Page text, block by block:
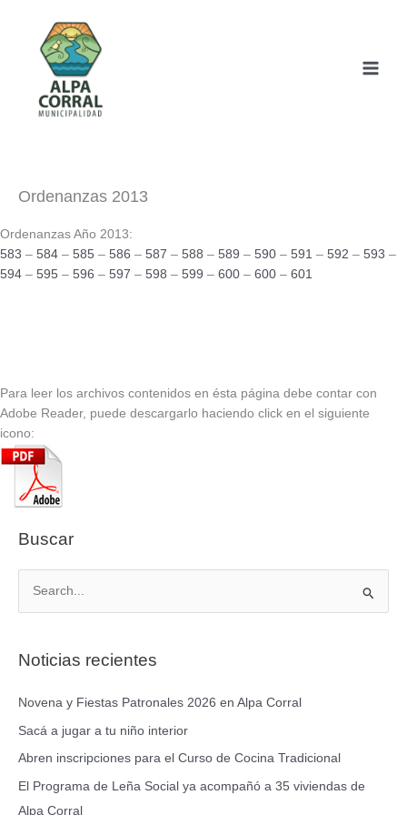
contenido
Ordenanzas 2013
Ordenanzas Año 2013:
583 – 584 – 585 – 586 – 587 – 588 – 589 – 590 – 591 – 592 – 593 –
594 – 595 – 596 – 597 – 598 – 599 – 600 – 600 – 601
Para leer los archivos contenidos en ésta página debe contar con
Adobe Reader, puede descargarlo haciendo click en el siguiente
icono:
Buscar
c
r
Noticias recientes
Novena y Fiestas Patronales 2026 en Alpa Corral
Sacá a jugar a tu niño interior
Abren inscripciones para el Curso de Cocina Tradicional
El Programa de Leña Social ya acompañó a 35 viviendas de
Alpa Corral